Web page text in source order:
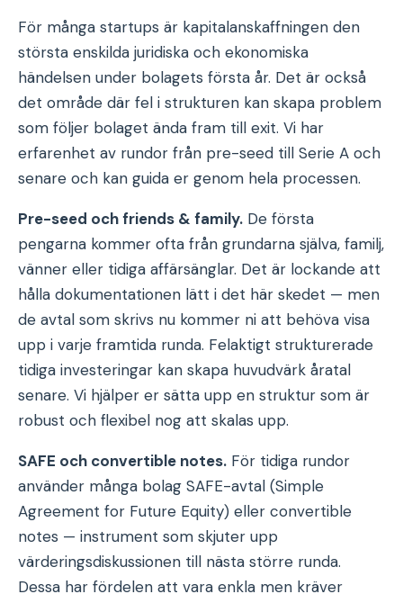
För många startups är kapitalanskaffningen den
största enskilda juridiska och ekonomiska
händelsen under bolagets första år. Det är också
det område där fel i strukturen kan skapa problem
som följer bolaget ända fram till exit. Vi har
erfarenhet av rundor från pre-seed till Serie A och
senare och kan guida er genom hela processen.
Pre-seed och friends & family. De första
pengarna kommer ofta från grundarna själva, familj,
vänner eller tidiga affärsänglar. Det är lockande att
hålla dokumentationen lätt i det här skedet — men
de avtal som skrivs nu kommer ni att behöva visa
upp i varje framtida runda. Felaktigt strukturerade
tidiga investeringar kan skapa huvudvärk åratal
senare. Vi hjälper er sätta upp en struktur som är
robust och flexibel nog att skalas upp.
SAFE och convertible notes. För tidiga rundor
använder många bolag SAFE-avtal (Simple
Agreement for Future Equity) eller convertible
notes — instrument som skjuter upp
värderingsdiskussionen till nästa större runda.
Dessa har fördelen att vara enkla men kräver